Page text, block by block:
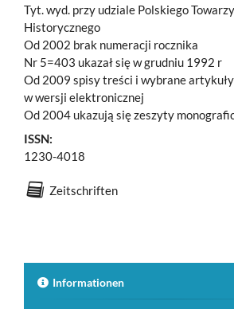
Tyt. wyd. przy udziale Polskiego
Historycznego
Od 2002 brak numeracji rocznika
Nr 5=403 ukazał się w grudniu 1992 r
Od 2009 spisy treści i wybrane
w wersji elektronicznej
Od 2004 ukazują się zeszyty
ISSN:
1230-4018
Zeitschriften
Informationen